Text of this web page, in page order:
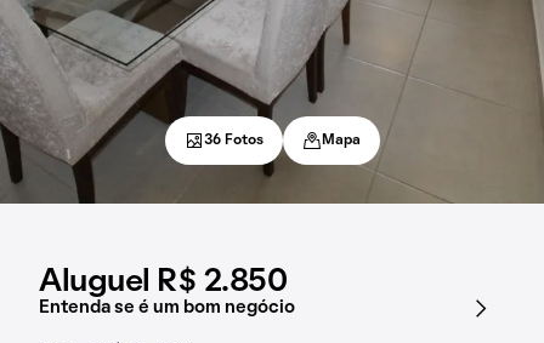
Aluguel R$ 2.850
Entenda se é um bom negócio
36 Fotos Mapa